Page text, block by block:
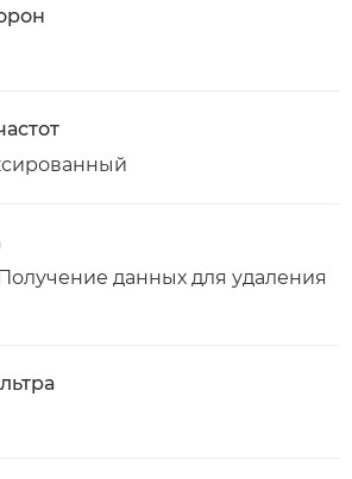
данных для удаления